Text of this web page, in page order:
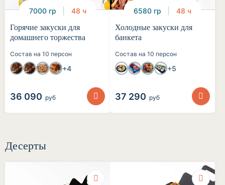
7000 гр
48 ч
Горячие закуски для
домашнего торжества
Состав на 10 персон
+4
36 090 руб
6580 гр
48 ч
Холодные закуски для
банкета
Состав на 10 персон
+5
37 290 руб
Десерты